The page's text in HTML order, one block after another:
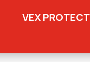
VEX PROTECT